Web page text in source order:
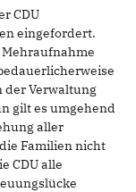
CDU
eingefordert.
der Verwaltung
gilt es umgehend
aller
Familien nicht
CDU alle